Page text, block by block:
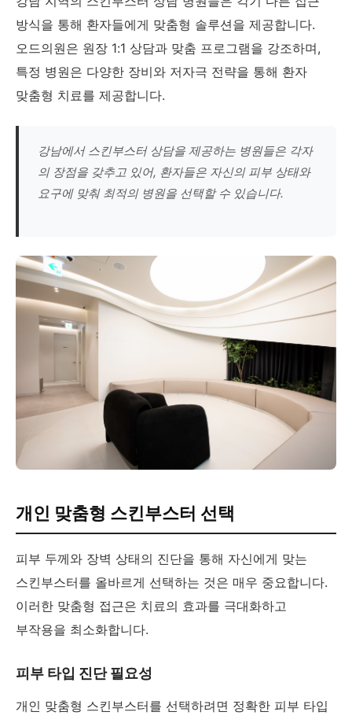
방식을 통해 환자들에게 맞춤형 솔루션을 제공합니다.
오드의원은 원장 1:1 상담과 맞춤 프로그램을 강조하며,
특정 병원은 다양한 장비와 저자극 전략을 통해 환자
맞춤형 치료를 제공합니다.
강남에서 스킨부스터 상담을 제공하는 병원들은 각자
의 장점을 갖추고 있어, 환자들은 자신의 피부 상태와
요구에 맞춰 최적의 병원을 선택할 수 있습니다.
개인 맞춤형 스킨부스터 선택
피부 두께와 장벽 상태의 진단을 통해 자신에게 맞는
스킨부스터를 올바르게 선택하는 것은 매우 중요합니다.
이러한 맞춤형 접근은 치료의 효과를 극대화하고
부작용을 최소화합니다.
피부 타입 진단 필요성
개인 맞춤형 스킨부스터를 선택하려면 정확한 피부 타입